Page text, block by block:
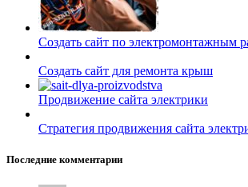
Создать сайт по электромонтажным
Создать сайт для ремонта крыш
Продвижение сайта электрики
Стратегия продвижения сайта
Последние комментарии